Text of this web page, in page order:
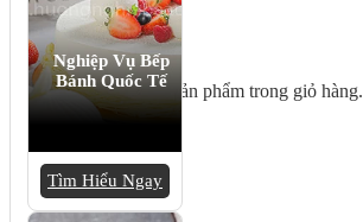
Chưa có sản phẩm trong giỏ hàng.
Giỏ hàng
Nghiệp Vụ Bếp
Bánh Quốc Tế
Tìm Hiểu Ngay